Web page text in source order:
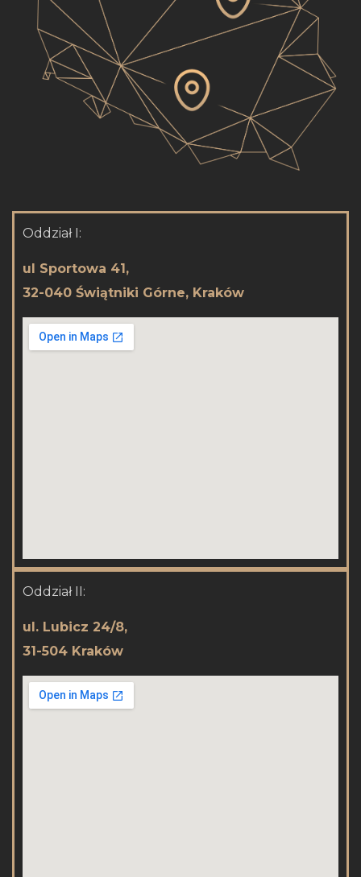
Oddział I:
ul Sportowa 41,
32-040 Świątniki Górne, Kraków
Oddział II:
ul. Lubicz 24/8,
31-504 Kraków